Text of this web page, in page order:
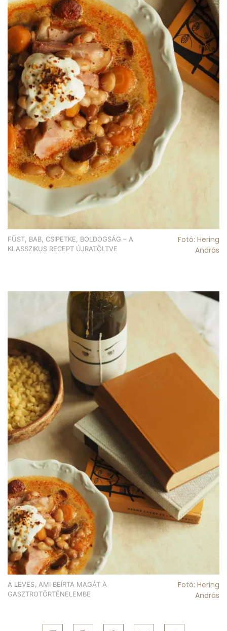
FÜST, BAB, CSIPETKE, BOLDOGSÁG – A
KLASSZIKUS RECEPT ÚJRATÖLTVE
Fotó: Hering
András
A LEVES, AMI BEÍRTA MAGÁT A
GASZTROTÖRTÉNELEMBE
Fotó: Hering
András